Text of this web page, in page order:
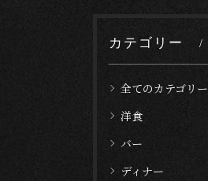
カテゴリー
全てのカテゴリー
洋食
バー
ディナー